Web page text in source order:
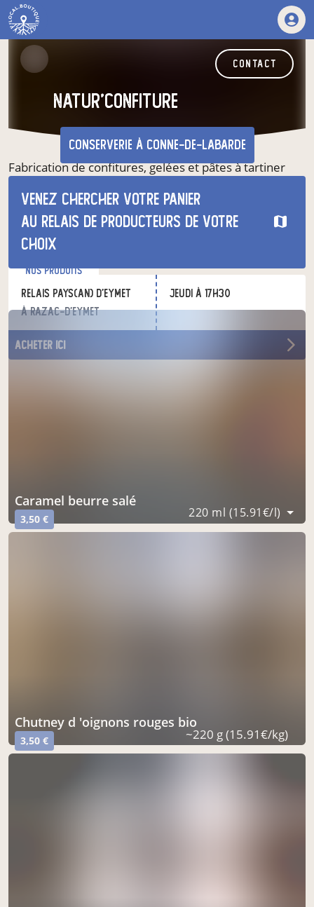
contact
NATUR'CONFITURE
conserverie à Conne-de-Labarde
Venez chercher votre panier
au relais de producteurs de votre
choix
Relais Pays(an) d'Eymet
à Razac-d'Eymet
jeudi à 17h30
acheter ici
Fabrication de confitures, gelées et pâtes à tartiner
maison ,réalisées avec des fruits bio ou issus
d'agriculture raisonnée achetés auprès des
producteurs locaux distribution sur les marchés et en
vente en ligne
nos produits
caramel beurre salé
3,50 € 220 ml (15.91€/l)
chutney d 'oignons rouges bio
3,50 € ~220 g (15.91€/kg)